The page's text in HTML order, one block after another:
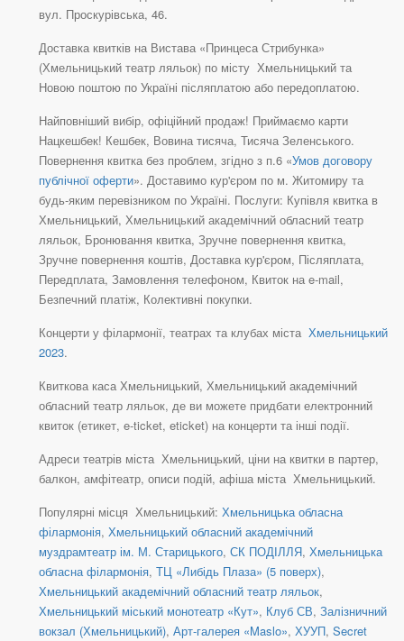
вул. Проскурівська, 46.
Доставка квитків на Вистава «Принцеса Стрибунка»
(Хмельницький театр ляльок) по місту Хмельницький та
Новою поштою по Україні післяплатою або передоплатою.
Найповніший вибір, офіційний продаж! Приймаємо карти
Нацкешбек! Кешбек, Вовина тисяча, Тисяча Зеленського.
Повернення квитка без проблем, згідно з п.6 «Умов договору
публічної оферти». Доставимо кур'єром по м. Житомиру та
будь-яким перевізником по Україні. Послуги: Купівля квитка в
Хмельницький, Хмельницький академічний обласний театр
ляльок, Бронювання квитка, Зручне повернення квитка,
Зручне повернення коштів, Доставка кур'єром, Післяплата,
Передплата, Замовлення телефоном, Квиток на e-mail,
Безпечний платіж, Колективні покупки.
Концерти у філармонії, театрах та клубах міста Хмельницький
2023.
Квиткова каса Хмельницький, Хмельницький академічний
обласний театр ляльок, де ви можете придбати електронний
квиток (етикет, e-ticket, eticket) на концерти та інші події.
Адреси театрів міста Хмельницький, ціни на квитки в партер,
балкон, амфітеатр, описи подій, афіша міста Хмельницький.
Популярні місця Хмельницький: Хмельницька обласна
філармонія, Хмельницький обласний академічний
муздрамтеатр ім. М. Старицького, СК ПОДІЛЛЯ, Хмельницька
обласна філармонія, ТЦ «Либідь Плаза» (5 поверх),
Хмельницький академічний обласний театр ляльок,
Хмельницький міський монотеатр «Кут», Клуб СВ, Залізничний
вокзал (Хмельницький), Арт-галерея «Maslo», ХУУП, Secret